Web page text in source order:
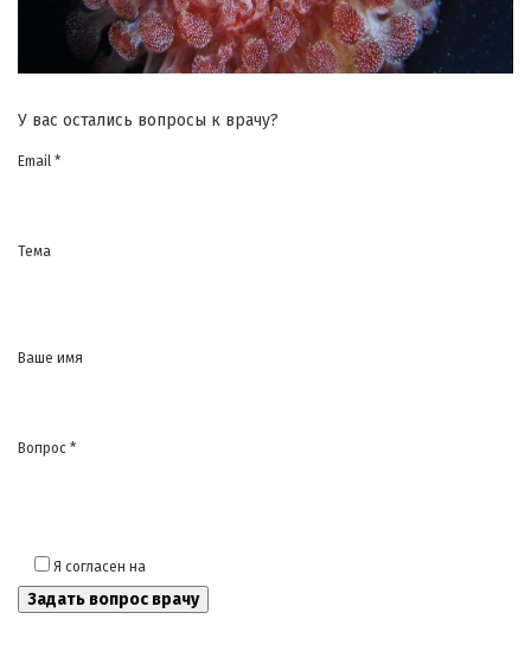
У вас остались вопросы к врачу?
Email *
Тема
Ваше имя
Вопрос *
Я согласен на